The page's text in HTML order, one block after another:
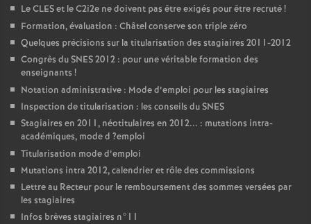
LeCLESet le C2i2e ne doivent pas être exigés pour être recruté!
Formation, évaluation : Châtel conserve son triple zéro
Quelques précisions sur la titularisation des stagiaires 2011-2012
Congrès duSNES2012 : pour une véritable formation des
enseignants !
Notation administrative : Mode d’emploi pour les stagiaires
Inspection de titularisation : les conseils duSNES
Stagiaires en 2011, néotitulaires en 2012... : mutations intra-
académiques, mode d ?emploi
Titularisation mode d’emploi
Mutations intra 2012, calendrier et rôle des commissions
Lettre au Recteur pour le remboursement des sommes versées par
les stagiaires
Infos brèves stagiaires n°11